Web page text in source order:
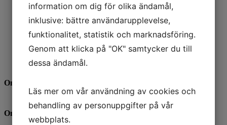
Hustyp:Markplan / 1 tr upp
Byggår:1999
Storlek:3-6 rum och kök
Antal:20 hyresrätter
Hiss:
Garage/Carport:Nej
Tvättstuga:Nej
Områdeskarta
Områdesansvarig
information om dig för olika ändamål,
inklusive: bättre användarupplevelse,
funktionalitet, statistik och marknadsföring.
Genom att klicka på "OK" samtycker du till
dessa ändamål.
Läs mer om vår användning av cookies och
behandling av personuppgifter på vår
webbplats.